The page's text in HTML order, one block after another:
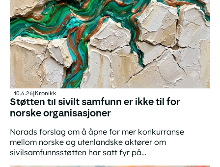
10.6.26 Kronikk
Støtten til sivilt samfunn er ikke til for
norske organisasjoner
Norads forslag om å åpne for mer konkurranse
mellom norske og utenlandske aktører om
sivilsamfunnsstøtten har satt fyr på